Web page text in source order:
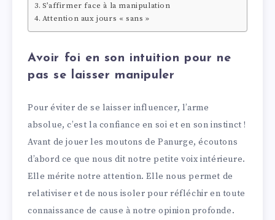
S’affirmer face à la manipulation
Attention aux jours « sans »
Avoir foi en son intuition pour ne
pas se laisser manipuler
Pour éviter de se laisser influencer, l’arme
absolue, c’est la confiance en soi et en son instinct !
Avant de jouer les moutons de Panurge, écoutons
d’abord ce que nous dit notre petite voix intérieure.
Elle mérite notre attention. Elle nous permet de
relativiser et de nous isoler pour réfléchir en toute
connaissance de cause à notre opinion profonde.